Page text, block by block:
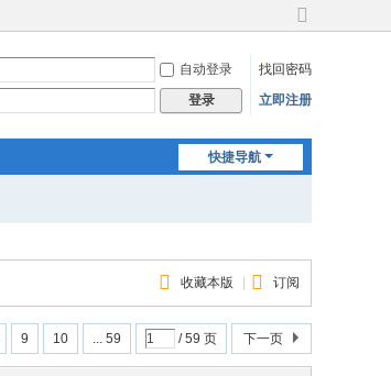
切
到
宽
自动登录
找回密码
登录 立即注册
快捷导航
收藏本版 订阅
9 10 ... 59 / 59 页 下一页